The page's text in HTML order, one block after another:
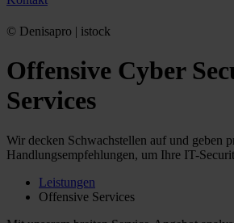
© Denisapro | istock
Offensive Cyber
Services
Wir decken Schwachstellen auf und geben
Handlungsempfehlungen, um Ihre IT-
Leistungen
Offensive Services